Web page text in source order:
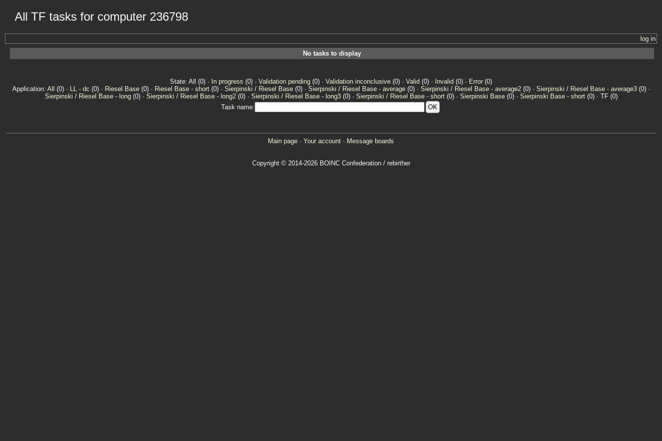
All TF tasks for computer 236798
log in
No tasks to display
State: All (0) · In progress (0) · Validation pending (0) · Validation inconclusive (0) · Valid (0) · Invalid (0) · Error (0)
Application: All (0) · LL - dc (0) · Riesel Base(0) · Riesel Base - short(0) · Sierpinski / Riesel Base(0) · Sierpinski / Riesel Base - average(0) · Sierpinski / Riesel Base - average2(0) · Sierpinski / Riesel Base - average3(0) ·
Sierpinski / Riesel Base - long(0) · Sierpinski / Riesel Base - long2(0) · Sierpinski / Riesel Base - long3(0) · Sierpinski / Riesel Base - short(0) · Sierpinski Base(0) · Sierpinski Base - short(0) · TF (0)
Task name:
Main page · Your account · Message boards
Copyright © 2014-2026 BOINC Confederation / rebirther